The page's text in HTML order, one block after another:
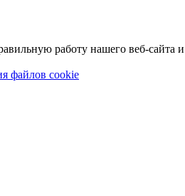
работу нашего веб-сайта и
файлов cookie